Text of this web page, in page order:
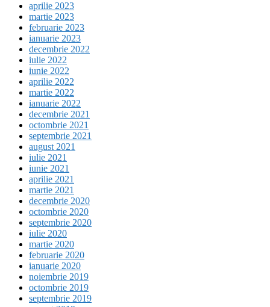
aprilie 2023
martie 2023
februarie 2023
ianuarie 2023
decembrie 2022
iulie 2022
iunie 2022
aprilie 2022
martie 2022
ianuarie 2022
decembrie 2021
octombrie 2021
septembrie 2021
august 2021
iulie 2021
iunie 2021
aprilie 2021
martie 2021
decembrie 2020
octombrie 2020
septembrie 2020
iulie 2020
martie 2020
februarie 2020
ianuarie 2020
noiembrie 2019
octombrie 2019
septembrie 2019